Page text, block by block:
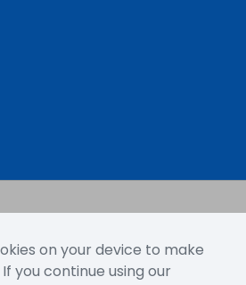
绩优运用单位奖项
隐私声明
on your device to make
you continue using our